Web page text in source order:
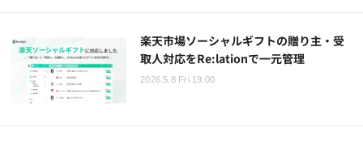
楽天市場ソーシャルギフトの贈り主・受
取人対応をRe:lationで一元管理
2026.5.8 Fri 19:00